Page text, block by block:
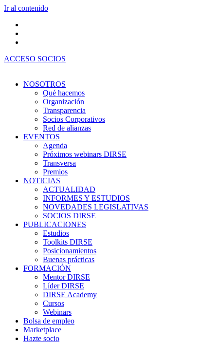
Ir al contenido
ACCESO SOCIOS
NOSOTROS
Qué hacemos
Organización
Transparencia
Socios Corporativos
Red de alianzas
EVENTOS
Agenda
Próximos webinars DIRSE
Transversa
Premios
NOTICIAS
ACTUALIDAD
INFORMES Y ESTUDIOS
NOVEDADES LEGISLATIVAS
SOCIOS DIRSE
PUBLICACIONES
Estudios
Toolkits DIRSE
Posicionamientos
Buenas prácticas
FORMACIÓN
Mentor DIRSE
Líder DIRSE
DIRSE Academy
Cursos
Webinars
Bolsa de empleo
Marketplace
Hazte socio